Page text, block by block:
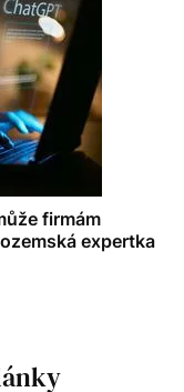
firmám
expertka